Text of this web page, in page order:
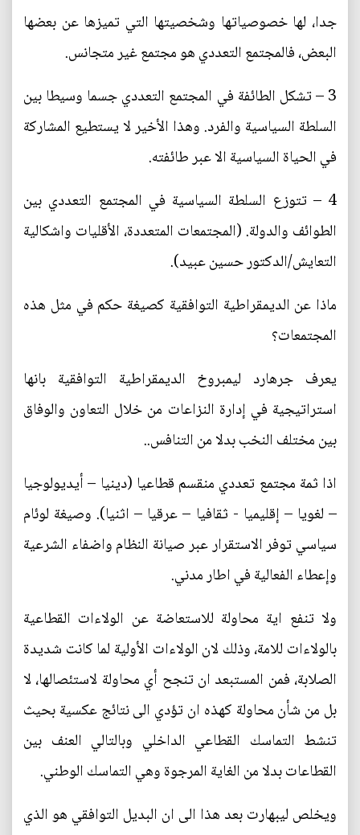
جدا، لها خصوصياتها وشخصيتها التي تميزها عن بعضها
البعض، فالمجتمع التعددي هو مجتمع غير متجانس.
3 – تشكل الطائفة في المجتمع التعددي جسما وسيطا بين
السلطة السياسية والفرد. وهذا الأخير لا يستطيع المشاركة
في الحياة السياسية الا عبر طائفته.
4 – تتوزع السلطة السياسية في المجتمع التعددي بين
الطوائف والدولة. (المجتمعات المتعددة، الأقليات واشكالية
التعايش/الدكتور حسين عبيد).
ماذا عن الديمقراطية التوافقية كصيغة حكم في مثل هذه
المجتمعات؟
يعرف جرهارد ليمبروخ الديمقراطية التوافقية بانها
استراتيجية في إدارة النزاعات من خلال التعاون والوفاق
بين مختلف النخب بدلا من التنافس..
اذا ثمة مجتمع تعددي منقسم قطاعيا (دينيا – أيديولوجيا
– لغويا – إقليميا - ثقافيا – عرقيا – اثنيا). وصيغة لوئام
سياسي توفر الاستقرار عبر صيانة النظام واضفاء الشرعية
وإعطاء الفعالية في اطار مدني.
ولا تنفع اية محاولة للاستعاضة عن الولاءات القطاعية
بالولاءات للامة، وذلك لان الولاءات الأولية لما كانت شديدة
الصلابة، فمن المستبعد ان تنجح أي محاولة لاستئصالها، لا
بل من شأن محاولة كهذه ان تؤدي الى نتائج عكسية بحيث
تنشط التماسك القطاعي الداخلي وبالتالي العنف بين
القطاعات بدلا من الغاية المرجوة وهي التماسك الوطني.
ويخلص ليبهارت بعد هذا الى ان البديل التوافقي هو الذي